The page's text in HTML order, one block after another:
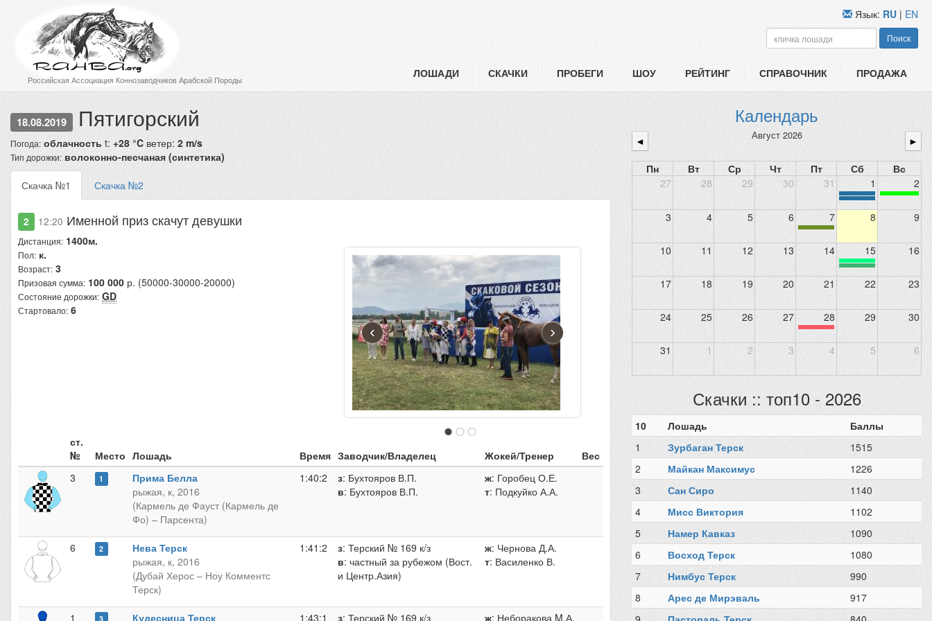
Российская Ассоциация Коннозаводчиков Арабской Породы
ЛОШАДИ СКАЧКИ ПРОБЕГИ ШОУ РЕЙТИНГ СПРАВОЧНИК ПРОДАЖА
Язык: RU | EN
Поиск
18.08.2019 Пятигорский
Погода: облачность t: +28 °C ветер: 2 m/s
Тип дорожки: волоконно-песчаная (синтетика)
Скачка №1 Скачка №2
2 12:20 Именной приз скачут девушки
Дистанция: 1400м.
Пол: к.
Возраст: 3
Призовая сумма: 100 000 р. (50000-30000-20000)
Состояние дорожки: GD
Стартовало: 6
‹ ›
ст.
№
Место Лошадь Время Заводчик/Владелец Жокей/Тренер
Вес
3
1
Прима Белла
рыжая, к, 2016
(Кармель де Фауст (Кармель де
Фо) – Парсента)
1:40:2 з: Бухтояров В.П.
в: Бухтояров В.П.
ж: Горобец О.Е.
т: Подкуйко А.А.
6 2
Нева Терск
рыжая, к, 2016
(Дубай Херос – Ноу Комментс
Терск)
1:41:2 з: Терский № 169 к/з
в: частный за рубежом (Вост.
и Центр.Азия)
ж: Чернова Д.А.
т: Василенко В.
1 3 Кудесница Терск 1:43:1 з: Терский № 169 к/з ж: Неборакова M.А.
Календарь
◄ Август 2026
►
Пн
Вт Ср Чт Пт Сб
Вс
27
28 29 30 31 1 2
3 4 5 6 7 8 9
10 11 12 13 14 15 16
17 18 19 20 21 22 23
24 25 26 27 28 29 30
31 1 2 3 4 5 6
Скачки :: топ10 - 2026
10 Лошадь
Баллы
1
Зурбаган Терск
1515
2
Майкан Максимус
1226
3
Сан Сиро
1140
4
Мисс Виктория
1102
5
Намер Кавказ
1090
6
Восход Терск
1080
7
Нимбус Терск
990
8
Арес де Мирэваль
917